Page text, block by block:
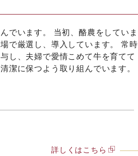
でいます。 当初、酪農をしていま
で厳選し、導入しています。 常時
し、夫婦で愛情こめて牛を育てて
潔に保つよう取り組んでいます。
詳しくはこちら